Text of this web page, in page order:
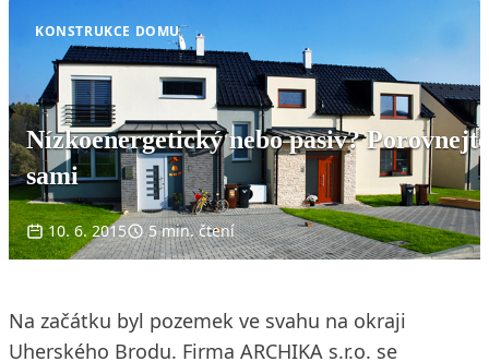
KONSTRUKCE DOMU
Nízkoenergetický nebo pasiv? Porovnejte
sami
10. 6. 2015 5 min. čtení
Na začátku byl pozemek ve svahu na okraji
Uherského Brodu. Firma ARCHIKA s.r.o. se